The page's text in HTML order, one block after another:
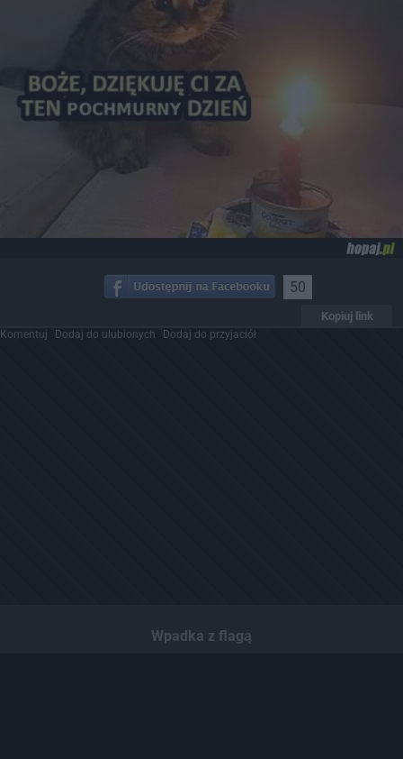
50
Kopiuj link
Komentuj Dodaj do ulubionych Dodaj do przyjaciół
Wpadka z flagą